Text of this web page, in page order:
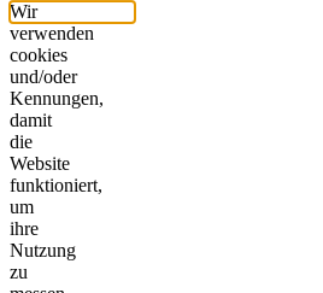
Wir
verwenden
cookies
und/oder
Kennungen,
damit
die
Website
funktioniert,
um
ihre
Nutzung
zu